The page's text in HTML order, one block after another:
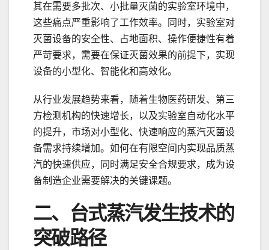
其在需要多批次、小批量灭菌的实验室环境中，
这些痛点严重影响了工作效率。同时，实验室对
灭菌设备的安全性、占地面积、操作便捷性有着
严苛要求，需要在保证灭菌效果的前提下，实现
设备的小型化、智能化和高效化。
从行业发展趋势来看，随着生物医药研发、第三
方检测机构的快速增长，以及实验室自动化水平
的提升，市场对小型化、快速响应的蒸汽灭菌设
备需求持续增加。如何在有限空间内实现品质蒸
汽的快速供应，同时满足安全合规要求，成为设
备制造企业需要解决的关键课题。
二、台式蒸汽发生技术的
突破路径